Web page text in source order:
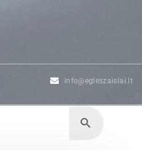
info@egleszaislai.lt